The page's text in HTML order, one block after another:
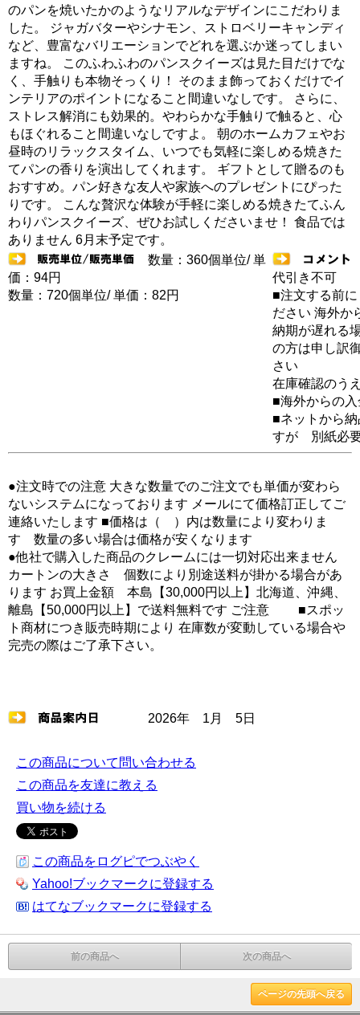
のパンを焼いたかのようなリアルなデザインにこだわりま
した。 ジャガバターやシナモン、ストロベリーキャンディ
など、豊富なバリエーションでどれを選ぶか迷ってしまい
ますね。 このふわふわのパンスクイーズは見た目だけでな
く、手触りも本物そっくり！ そのまま飾っておくだけでイ
ンテリアのポイントになること間違いなしです。 さらに、
ストレス解消にも効果的。やわらかな手触りで触ると、心
もほぐれること間違いなしですよ。 朝のホームカフェやお
昼時のリラックスタイム、いつでも気軽に楽しめる焼きた
てパンの香りを演出してくれます。 ギフトとして贈るのも
おすすめ。パン好きな友人や家族へのプレゼントにぴった
りです。 こんな贅沢な体験が手軽に楽しめる焼きたてふん
わりパンスクイーズ、ぜひお試しくださいませ！ 食品では
ありません 6月末予定です。
数量：360個単位/ 単
価：94円
数量：720個単位/ 単価：82円
代引き不可
■注文する前
ださい 海外か
納期が遅れる
の方は申し訳
さい
在庫確認のう
■海外からの
■ネットから
すが 別紙必
●注文時での注意 大きな数量でのご注文でも単価が変わら
ないシステムになっております メールにて価格訂正してご
連絡いたします ■価格は（ ）内は数量により変わりま
す 数量の多い場合は価格が安くなります
●他社で購入した商品のクレームには一切対応出来ません
カートンの大きさ 個数により別途送料が掛かる場合があ
ります お買上金額 本島【30,000円以上】北海道、沖縄、
離島【50,000円以上】で送料無料です ご注意 ■スポッ
ト商材につき販売時期により 在庫数が変動している場合や
完売の際はご了承下さい。
2026年 1月 5日
この商品について問い合わせる
この商品を友達に教える
買い物を続ける
この商品をログピでつぶやく
Yahoo!ブックマークに登録する
はてなブックマークに登録する
前の商品へ 次の商品へ
ページの先頭へ戻る